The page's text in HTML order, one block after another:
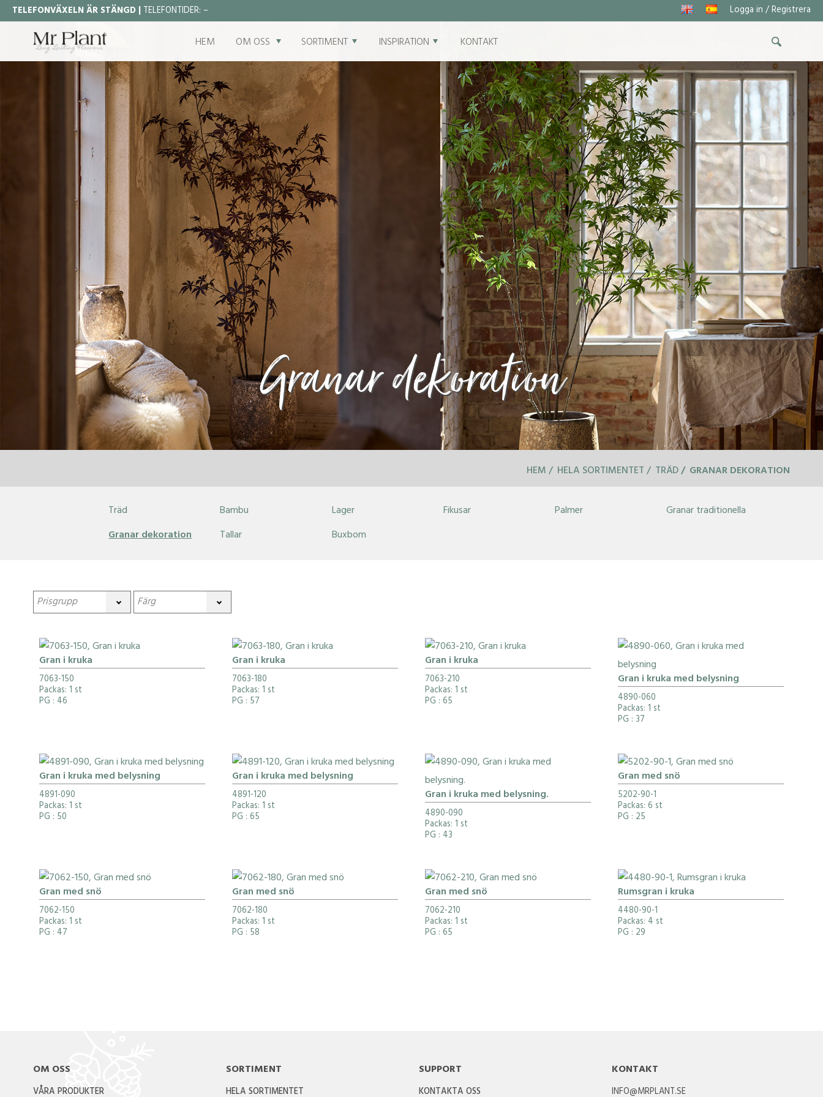
TELEFONVÄXELN ÄR STÄNGD |TELEFONTIDER: – Logga in / Registrera
HEM OM OSS SORTIMENT INSPIRATION KONTAKT
Granar dekoration
HEM HELA SORTIMENTET TRÄD GRANAR DEKORATION
Träd Bambu Lager Fikusar Palmer
Granar traditionella
Granar dekoration
Tallar Buxbom
Gran i kruka
7063-150
Packas: 1 st
PG : 46
Gran i kruka
7063-180
Packas: 1 st
PG : 57
Gran i kruka
7063-210
Packas: 1 st
PG : 65
Gran i kruka med belysning
4890-060
Packas: 1 st
PG : 37
Gran i kruka med belysning
4891-090
Packas: 1 st
PG : 50
Gran i kruka med belysning
4891-120
Packas: 1 st
PG : 65
Gran i kruka med belysning.
4890-090
Packas: 1 st
PG : 43
Gran med snö
5202-90-1
Packas: 6 st
PG : 25
Gran med snö
7062-150
Packas: 1 st
PG : 47
Gran med snö
7062-180
Packas: 1 st
PG : 58
Gran med snö
7062-210
Packas: 1 st
PG : 65
Rumsgran i kruka
4480-90-1
Packas: 4 st
PG : 29
OM OSS
VÅRA PRODUKTER
SORTIMENT
HELA SORTIMENTET
SUPPORT
KONTAKTA OSS
KONTAKT
INFO@MRPLANT.SE